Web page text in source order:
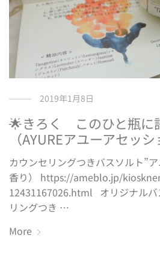
2019年1月8日
🌟きろく このひと瓶に
（AYUREアユーアセッシ
カウンセリングつきバスソルト”
香り） https://ameblo.jp/
12431167026.html オリジナルバ
リングつき …
More